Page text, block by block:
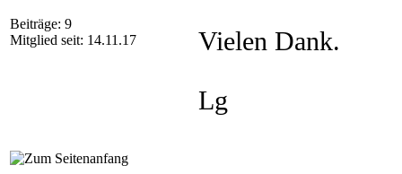
Beiträge: 9
Mitglied seit: 14.11.17
Vielen Dank.
Lg